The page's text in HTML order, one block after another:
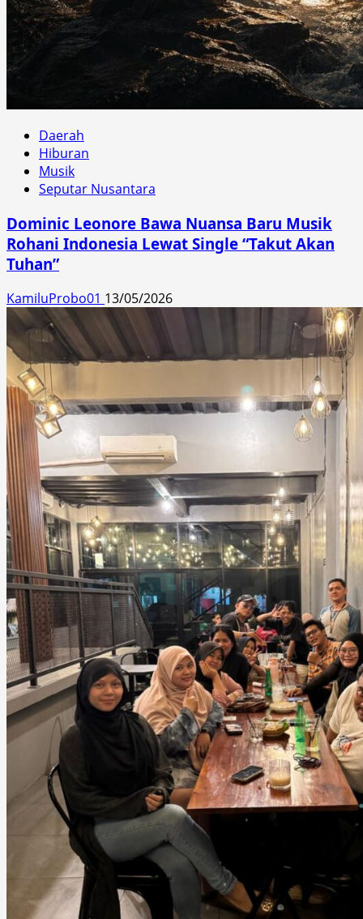
Daerah
Hiburan
Musik
Seputar Nusantara
Dominic Leonore Bawa Nuansa Baru Musik
Rohani Indonesia Lewat Single “Takut Akan
Tuhan”
KamiluProbo01 13/05/2026